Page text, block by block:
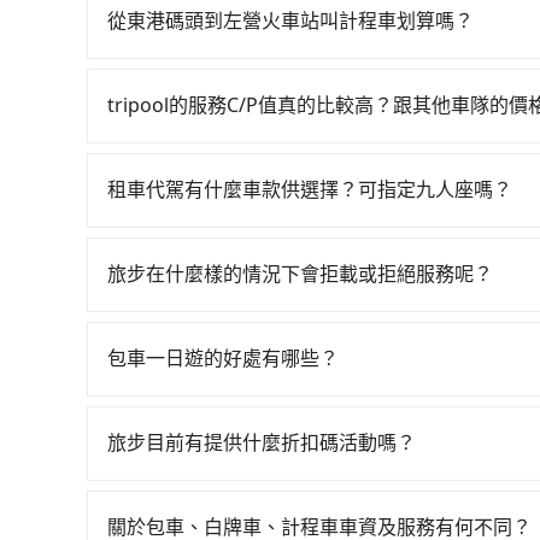
天就要來回，那在屏東路邊可隨租隨借的iRent應
進去，但額外的汽車保險與可能的罰單都需自付
次租車都好像在開樂透一樣。另外，偶爾也會遇
天或者載行李時，就顯得非常不便。
從東港碼頭到左營火車站叫計程車划算嗎？
話至東港碼頭附近的計程車隊，如碧信汽車行、
的300倍之多。再加上屏東縣有些計程車司機不按
tripool的服務C/P值真的比較高？跟其他車隊的價
的台灣大車隊、大都會、LINE Taxi、Uber，機
務，是絕大多數乘客出行的最佳選擇。
租車代駕有什麼車款供選擇？可指定九人座嗎？
VW為主，其中也有少量進口車像凌志Lexus、特
旅步在什麼樣的情況下會拒載或拒絕服務呢？
訂購時填寫的數量。請務必確實填寫當日實際攜
包車一日遊的好處有哪些？
驗當地文化和風土人情，此外，包車還可以省去
旅步目前有提供什麼折扣碼活動嗎？
閱電子郵件獲取最新折扣資訊。
關於包車、白牌車、計程車車資及服務有何不同？